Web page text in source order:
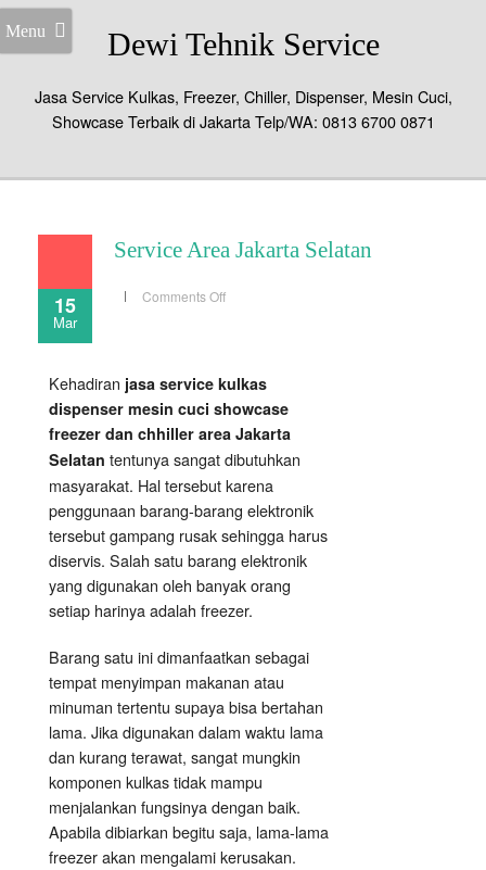
Menu Dewi Tehnik Service
Jasa Service Kulkas, Freezer, Chiller, Dispenser, Mesin Cuci,
Showcase Terbaik di Jakarta Telp/WA: 0813 6700 0871
15
Mar
Service Area Jakarta Selatan
Comments Offon
Kehadiran jasa service kulkas
dispenser mesin cuci showcase
freezer dan chhiller area Jakarta
Selatan tentunya sangat dibutuhkan
masyarakat. Hal tersebut karena
penggunaan barang-barang elektronik
tersebut gampang rusak sehingga harus
diservis. Salah satu barang elektronik
yang digunakan oleh banyak orang
setiap harinya adalah freezer.
Barang satu ini dimanfaatkan sebagai
tempat menyimpan makanan atau
minuman tertentu supaya bisa bertahan
lama. Jika digunakan dalam waktu lama
dan kurang terawat, sangat mungkin
komponen kulkas tidak mampu
menjalankan fungsinya dengan baik.
Apabila dibiarkan begitu saja, lama-lama
freezer akan mengalami kerusakan.